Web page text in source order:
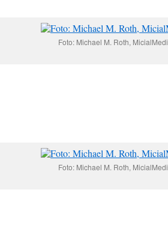
Foto: Michael M. Roth,
Foto: Michael M. Roth,